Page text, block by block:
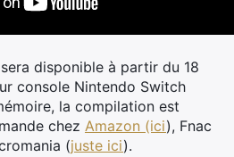
disponible à partir du 18
console Nintendo Switch
la compilation est
chez Amazon (ici), Fnac
(juste ici).